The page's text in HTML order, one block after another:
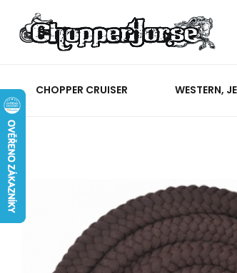
CHOPPER CRUISER WESTERN,